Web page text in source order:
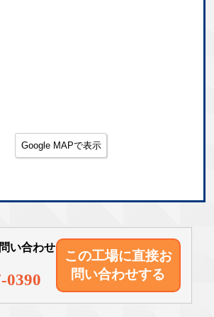
Google MAPで表示
い合わせ
0390
この工場に直接お
問い合わせする